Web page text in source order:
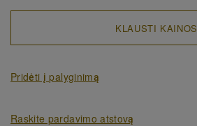
KLAUSTI KAINOS
Pridėti į palyginimą
Raskite pardavimo atstovą